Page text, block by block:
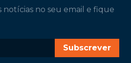
notícias no seu email e fique
Subscrever